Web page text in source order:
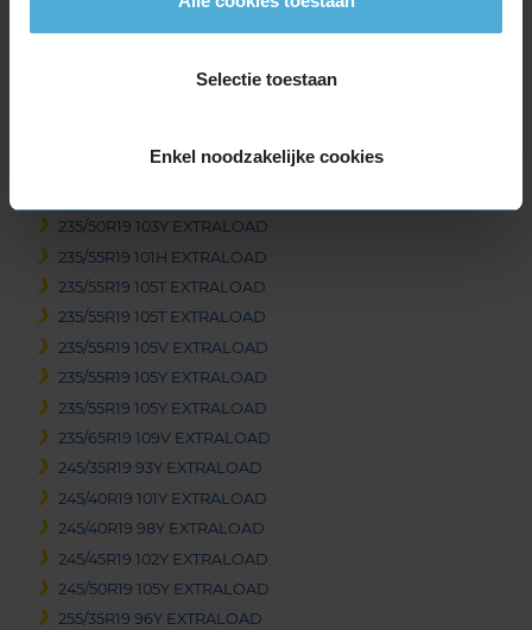
Selectie toestaan
Enkel noodzakelijke cookies
235/40R19 96Y EXTRALOAD
235/45R19 99V EXTRALOAD
235/50R19 103Y EXTRALOAD
235/55R19 101H EXTRALOAD
235/55R19 105T EXTRALOAD
235/55R19 105T EXTRALOAD
235/55R19 105V EXTRALOAD
235/55R19 105Y EXTRALOAD
235/55R19 105Y EXTRALOAD
235/65R19 109V EXTRALOAD
245/35R19 93Y EXTRALOAD
245/40R19 101Y EXTRALOAD
245/40R19 98Y EXTRALOAD
245/45R19 102Y EXTRALOAD
245/50R19 105Y EXTRALOAD
255/35R19 96Y EXTRALOAD